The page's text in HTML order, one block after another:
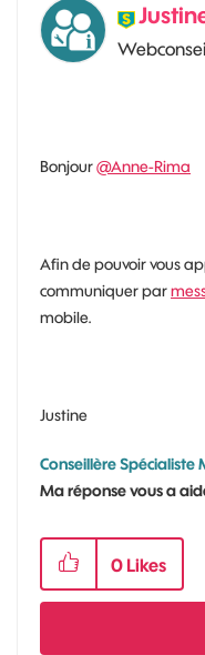
Bonjour@Anne-Rima
Afin de pouvoir vous
communiquer par
mobile.
Justine
Conseillère Spécialiste
Ma réponse vous a
0 Likes